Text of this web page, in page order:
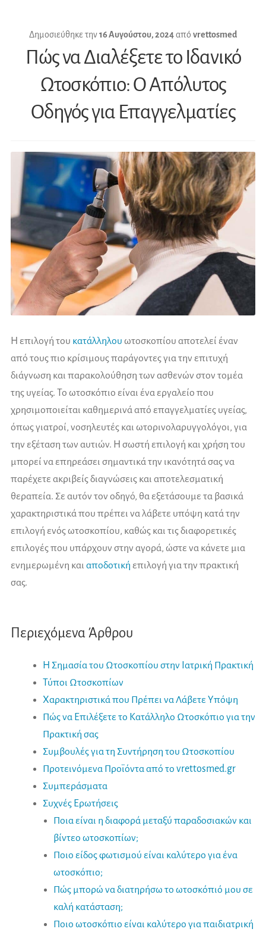
Δημοσιεύθηκε την16 Αυγούστου, 2024από vrettosmed
Πώς να Διαλέξετε το Ιδανικό
Ωτοσκόπιο: Ο Απόλυτος
Οδηγός για Επαγγελματίες
Η επιλογή του κατάλληλου ωτοσκοπίου αποτελεί έναν
από τους πιο κρίσιμους παράγοντες για την επιτυχή
διάγνωση και παρακολούθηση των ασθενών στον τομέα
της υγείας. Το ωτοσκόπιο είναι ένα εργαλείο που
χρησιμοποιείται καθημερινά από επαγγελματίες υγείας,
όπως γιατροί, νοσηλευτές και ωτορινολαρυγγολόγοι, για
την εξέταση των αυτιών. Η σωστή επιλογή και χρήση του
μπορεί να επηρεάσει σημαντικά την ικανότητά σας να
παρέχετε ακριβείς διαγνώσεις και αποτελεσματική
θεραπεία. Σε αυτόν τον οδηγό, θα εξετάσουμε τα βασικά
χαρακτηριστικά που πρέπει να λάβετε υπόψη κατά την
επιλογή ενός ωτοσκοπίου, καθώς και τις διαφορετικές
επιλογές που υπάρχουν στην αγορά, ώστε να κάνετε μια
ενημερωμένη και αποδοτική επιλογή για την πρακτική
σας.
Περιεχόμενα Άρθρου
Η Σημασία του Ωτοσκοπίου στην Ιατρική Πρακτική
Τύποι Ωτοσκοπίων
Χαρακτηριστικά που Πρέπει να Λάβετε Υπόψη
Πώς να Επιλέξετε το Κατάλληλο Ωτοσκόπιο για την
Πρακτική σας
Συμβουλές για τη Συντήρηση του Ωτοσκοπίου
Προτεινόμενα Προϊόντα από το vrettosmed.gr
Συμπεράσματα
Συχνές Ερωτήσεις
Ποια είναι η διαφορά μεταξύ παραδοσιακών και
βίντεο ωτοσκοπίων;
Ποιο είδος φωτισμού είναι καλύτερο για ένα
ωτοσκόπιο;
Πώς μπορώ να διατηρήσω το ωτοσκόπιό μου σε
καλή κατάσταση;
Ποιο ωτοσκόπιο είναι καλύτερο για παιδιατρική